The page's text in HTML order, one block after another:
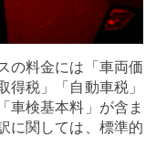
の料金には「車両価
税」「自動車税」
車検基本料」が含ま
に関しては、標準的